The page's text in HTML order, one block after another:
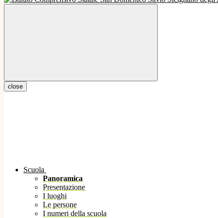
close
Scuola
Panoramica
Presentazione
I luoghi
Le persone
I numeri della scuola